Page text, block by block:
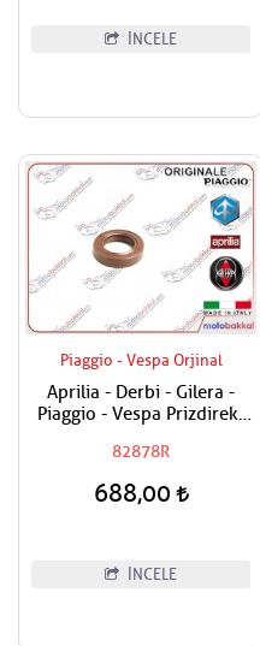
İNCELE
Piaggio - Vespa Orjinal
Aprilia - Derbi - Gilera -
Piaggio - Vespa Prizdirekt
82878R
688,00
İNCELE